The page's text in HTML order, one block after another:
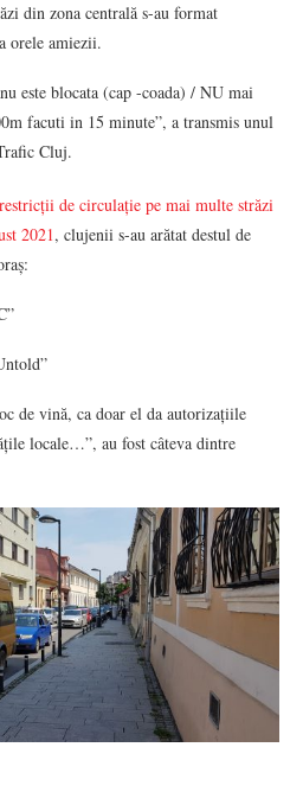
din zona centrală s-au format
orele amiezii.
este blocata (cap -coada) / NU mai
facuti in 15 minute”, a transmis unul
Cluj.
de circulație pe mai multe străzi
2021, clujenii s-au arătat destul de
de vină, ca doar el da autorizațiile
locale…”, au fost câteva dintre